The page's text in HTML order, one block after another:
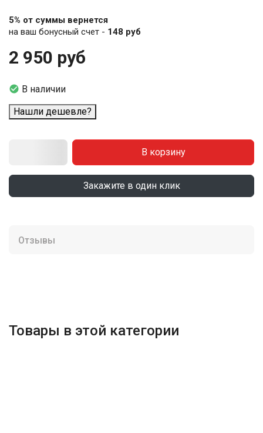
5% от суммы вернется
на ваш бонусный счет - 148 руб
2 950 руб
 В наличии
Нашли дешевле?
В корзину
Закажите в один клик
Отзывы
Товары в этой категории